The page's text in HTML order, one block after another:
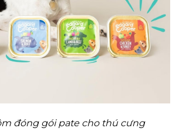
đóng gói pate cho thú cưng